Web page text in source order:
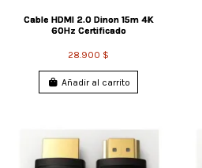
Cable HDMI 2.0 Dinon 15m 4K
60Hz Certificado
28.900 $
Añadir al carrito